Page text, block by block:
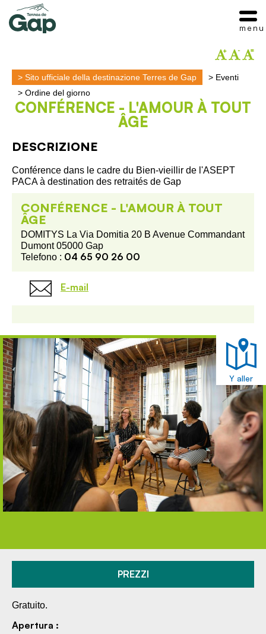
> Sito ufficiale della destinazione Terres de Gap > Eventi
> Ordine del giorno
CONFÉRENCE - L'AMOUR À TOUT
ÂGE
DESCRIZIONE
Conférence dans le cadre du Bien-vieillir de l'ASEPT
PACA à destination des retraités de Gap
CONFÉRENCE - L'AMOUR À TOUT
ÂGE
DOMITYS La Via Domitia 20 B Avenue Commandant
Dumont 05000 Gap
Telefono : 04 65 90 26 00
E-mail
Y aller
PREZZI
Gratuito.
Apertura :
menu